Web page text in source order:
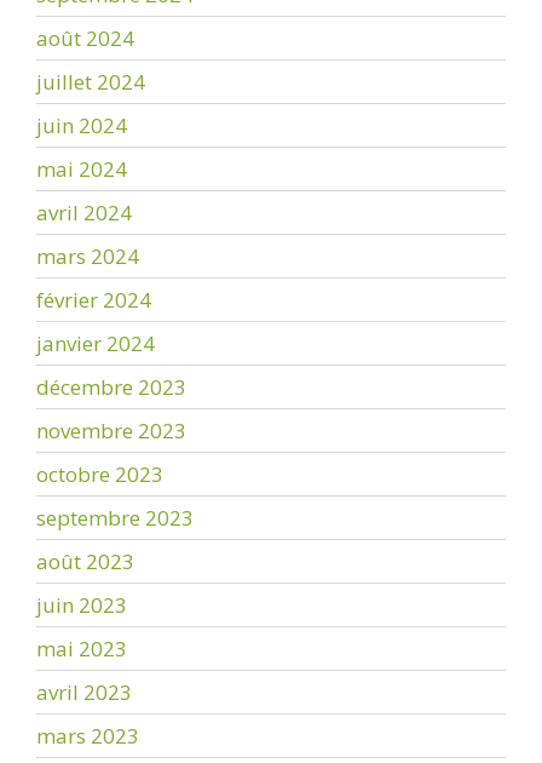
août 2024
juillet 2024
juin 2024
mai 2024
avril 2024
mars 2024
février 2024
janvier 2024
décembre 2023
novembre 2023
octobre 2023
septembre 2023
août 2023
juin 2023
mai 2023
avril 2023
mars 2023